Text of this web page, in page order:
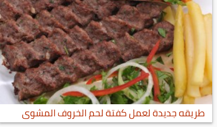
طريقه جديدة لعمل كفتة لحم الخروف المشوى